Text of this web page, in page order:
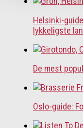
Helsinki-
lykkeligste
De mest
Oslo-guide: